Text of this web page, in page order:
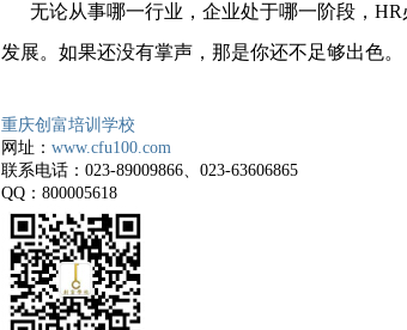
无论从事哪一行业，企业处于哪一阶段，
发展。如果还没有掌声，那是你还不足够出色。
重庆创富培训学校
网址： www.cfu100.com
联系电话： 023-89009866、 023-63606865
QQ： 800005618